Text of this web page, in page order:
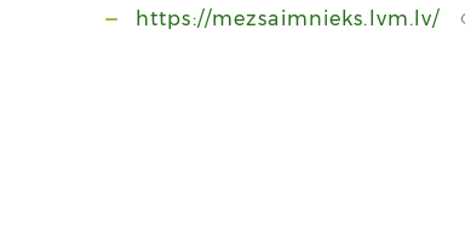
https://mezsaimnieks.lvm.lv/